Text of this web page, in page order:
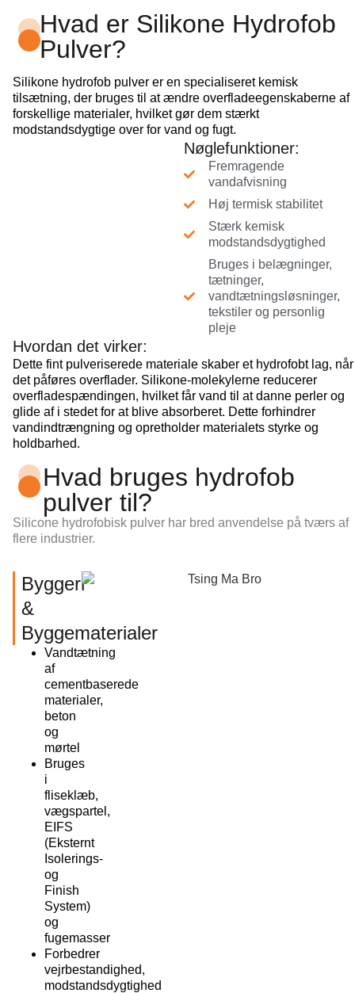
Hvad er Silikone Hydrofob
Pulver?
Silikone hydrofob pulver er en specialiseret kemisk
tilsætning, der bruges til at ændre overfladeegenskaberne af
forskellige materialer, hvilket gør dem stærkt
modstandsdygtige over for vand og fugt.
Nøglefunktioner:
Fremragende
vandafvisning
Høj termisk stabilitet
Stærk kemisk
modstandsdygtighed
Bruges i belægninger,
tætninger,
vandtætningsløsninger,
tekstiler og personlig
pleje
Hvordan det virker:
Dette fint pulveriserede materiale skaber et hydrofobt lag, når
det påføres overflader. Silikone-molekylerne reducerer
overfladespændingen, hvilket får vand til at danne perler og
glide af i stedet for at blive absorberet. Dette forhindrer
vandindtrængning og opretholder materialets styrke og
holdbarhed.
Hvad bruges hydrofob
pulver til?
Silicone hydrofobisk pulver har bred anvendelse på tværs af
flere industrier.
Byggeri
&
Byggematerialer
Vandtætning
af
cementbaserede
materialer,
beton
og
mørtel
Bruges
i
fliseklæb,
vægspartel,
EIFS
(Eksternt
Isolerings-
og
Finish
System)
og
fugemasser
Forbedrer
vejrbestandighed,
modstandsdygtighed